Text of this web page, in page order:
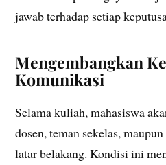
jawab terhadap setiap
Mengembangkan
Komunikasi
Selama kuliah, mahasiswa
dosen, teman sekelas,
latar belakang. Kondisi ini